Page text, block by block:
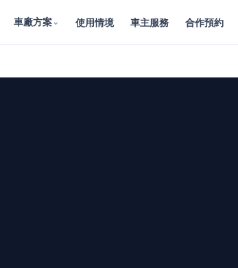
車廠方案⌄ 使用情境 車主服務 合作預約